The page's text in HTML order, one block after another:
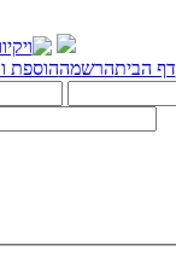
דף הביתהרשמההוספת